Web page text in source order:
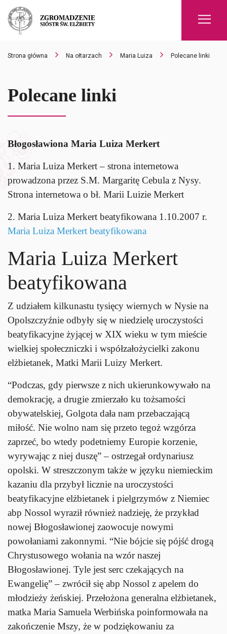
Strona główna Na ołtarzach Maria Luiza Polecane linki
Polecane linki
Błogosławiona Maria Luiza Merkert
1. Maria Luiza Merkert – strona internetowa
prowadzona przez S.M. Margaritę Cebula z Nysy.
Strona internetowa o bł. Marii Luizie Merkert
2. Maria Luiza Merkert beatyfikowana 1.10.2007 r.
Maria Luiza Merkert beatyfikowana
Maria Luiza Merkert
beatyfikowana
Z udziałem kilkunastu tysięcy wiernych w Nysie na
Opolszczyźnie odbyły się w niedzielę uroczystości
beatyfikacyjne żyjącej w XIX wieku w tym mieście
wielkiej społeczniczki i współzałożycielki zakonu
elżbietanek, Matki Marii Luizy Merkert.
“Podczas, gdy pierwsze z nich ukierunkowywało na
demokrację, a drugie zmierzało ku tożsamości
obywatelskiej, Golgota dała nam przebaczającą
miłość. Nie wolno nam się przeto tegoż wzgórza
zaprzeć, bo wtedy podetniemy Europie korzenie,
wyrywając z niej duszę” – ostrzegał ordynariusz
opolski. W streszczonym także w języku niemieckim
kazaniu dla przybył licznie na uroczystości
beatyfikacyjne elżbietanek i pielgrzymów z Niemiec
abp Nossol wyraził również nadzieję, że przykład
nowej Błogosławionej zaowocuje nowymi
powołaniami zakonnymi. “Nie bójcie się pójść drogą
Chrystusowego wołania na wzór naszej
Błogosławionej. Tyle jest serc czekających na
Ewangelię” – zwrócił się abp Nossol z apelem do
młodzieży żeńskiej. Przełożona generalna elżbietanek,
matka Maria Samuela Werbińska poinformowała na
zakończenie Mszy, że w podziękowaniu za